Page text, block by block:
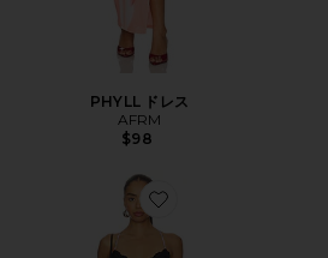
PHYLL ドレス
AFRM
$98
Favorite VINCE ドレス